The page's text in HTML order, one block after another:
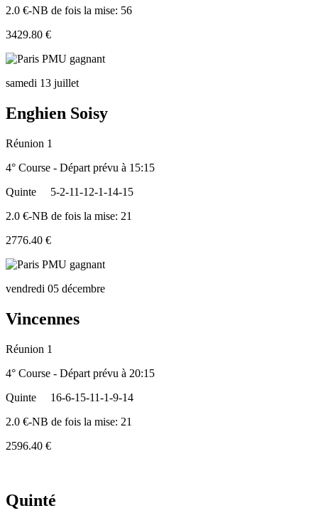
2.0 €-NB de fois la mise: 56
3429.80 €
samedi 13 juillet
Enghien Soisy
Réunion 1
4° Course - Départ prévu à 15:15
Quinte
5-2-11-12-1-14-15
2.0 €-NB de fois la mise: 21
2776.40 €
vendredi 05 décembre
Vincennes
Réunion 1
4° Course - Départ prévu à 20:15
Quinte
16-6-15-11-1-9-14
2.0 €-NB de fois la mise: 21
2596.40 €
Quinté